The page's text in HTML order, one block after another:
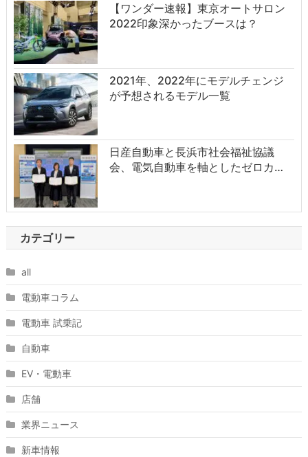
【ワンダー速報】東京オートサロン
2022印象深かったブースは？
2021年、2022年にモデルチェンジ
が予想されるモデル一覧
日産自動車と長浜市社会福祉協議
会、電気自動車を軸としたゼロカ…
カテゴリー
all
電動車コラム
電動車 試乗記
自動車
EV・電動車
店舗
業界ニュース
新車情報